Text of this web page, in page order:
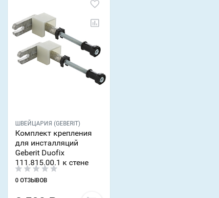
ШВЕЙЦАРИЯ (GEBERIT)
Комплект крепления
для инсталляций
Geberit Duofix
111.815.00.1 к стене
0 ОТЗЫВОВ